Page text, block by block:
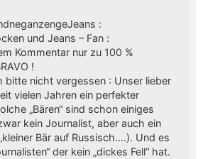
:
und Jeans – Fan :
Kommentar nur zu 100 %
!
bitte nicht vergessen : Unser lieber
vielen Jahren ein perfekter
„Bären“ sind schon einiges
kein Journalist, aber auch ein
Bär auf Russisch….). Und es
der kein „dickes Fell“ hat.